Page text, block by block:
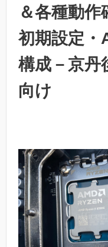
＆各種動
初期設定・
構成－京丹
向け